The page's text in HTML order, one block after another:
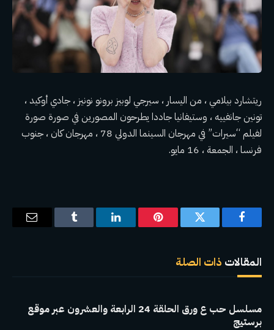
ريتشارد بيلامي ، من اليسار ، سيرجي لوبيز برونو نونيز ، جادي أوكيد ،
تونين جانفييه ، وستيفانيا جاددا يطرحون المصورين في صورة صورة
لفيلم “سيرات” في مهرجان السينما الدولي 78 ، مهرجان كان ، جنوب
فرنسا ، الجمعة ، 16 مايو.
فيسبوك تويتر بينتيريستلينكدإن Tumblr
البريد
المقالات ذات الصلة
مسلسل حب ع ورق الحلقة 24 الرابعة والعشرون عبر موقع
برستيج